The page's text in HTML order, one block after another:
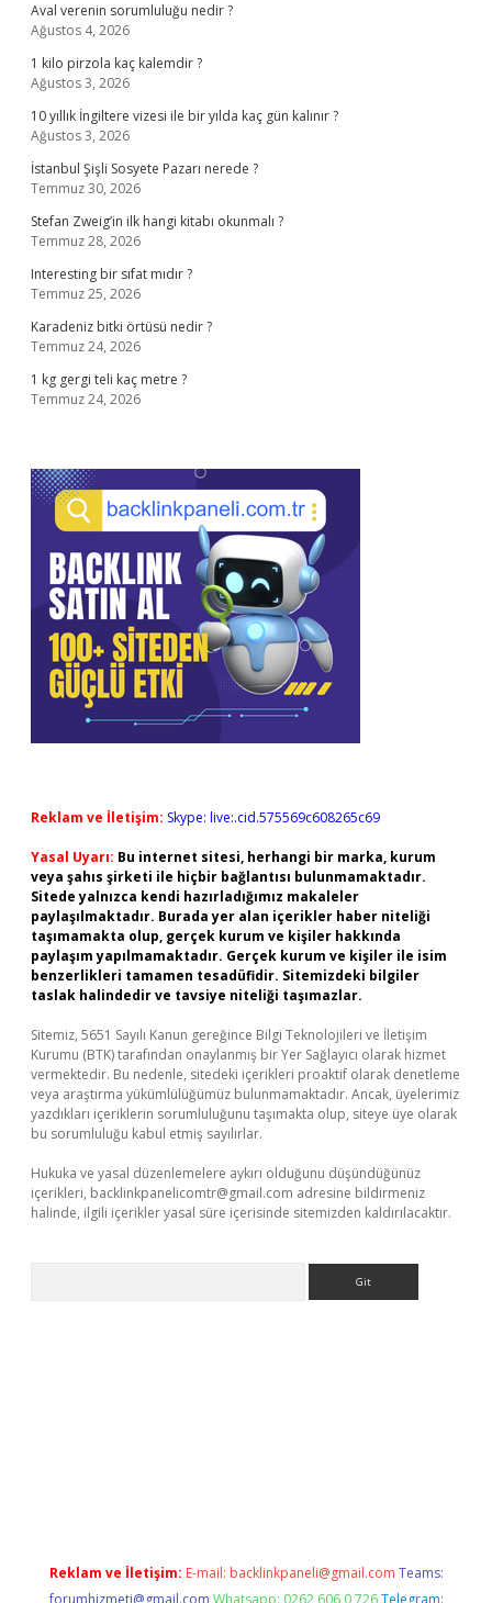
Aval verenin sorumluluğu nedir ?
Ağustos 4, 2026
1 kilo pirzola kaç kalemdir ?
Ağustos 3, 2026
10 yıllık İngiltere vizesi ile bir yılda kaç gün kalınır ?
Ağustos 3, 2026
İstanbul Şişli Sosyete Pazarı nerede ?
Temmuz 30, 2026
Stefan Zweig’in ilk hangi kitabı okunmalı ?
Temmuz 28, 2026
Interesting bir sıfat mıdır ?
Temmuz 25, 2026
Karadeniz bitki örtüsü nedir ?
Temmuz 24, 2026
1 kg gergi teli kaç metre ?
Temmuz 24, 2026
Reklam ve İletişim: Skype: live:.cid.575569c608265c69
Yasal Uyarı: Bu internet sitesi, herhangi bir marka, kurum
veya şahıs şirketi ile hiçbir bağlantısı bulunmamaktadır.
Sitede yalnızca kendi hazırladığımız makaleler
paylaşılmaktadır. Burada yer alan içerikler haber niteliği
taşımamakta olup, gerçek kurum ve kişiler hakkında
paylaşım yapılmamaktadır. Gerçek kurum ve kişiler ile isim
benzerlikleri tamamen tesadüfidir. Sitemizdeki bilgiler
taslak halindedir ve tavsiye niteliği taşımazlar.
Sitemiz, 5651 Sayılı Kanun gereğince Bilgi Teknolojileri ve İletişim
Kurumu (BTK) tarafından onaylanmış bir Yer Sağlayıcı olarak hizmet
vermektedir. Bu nedenle, sitedeki içerikleri proaktif olarak denetleme
veya araştırma yükümlülüğümüz bulunmamaktadır. Ancak, üyelerimiz
yazdıkları içeriklerin sorumluluğunu taşımakta olup, siteye üye olarak
bu sorumluluğu kabul etmiş sayılırlar.
Hukuka ve yasal düzenlemelere aykırı olduğunu düşündüğünüz
içerikleri, backlinkpanelicomtr@gmail.com adresine bildirmeniz
halinde, ilgili içerikler yasal süre içerisinde sitemizden kaldırılacaktır.
Reklam ve İletişim: E-mail: backlinkpaneli@gmail.com Teams:
forumhizmeti@gmail.com Whatsapp: 0262 606 0 726 Telegram: